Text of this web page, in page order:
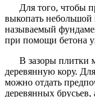
Для того, чтобы
выкопать небольшой
называемый
при помощи бетона
В зазоры плитки
деревянную кору.
можно отдать
деревянных